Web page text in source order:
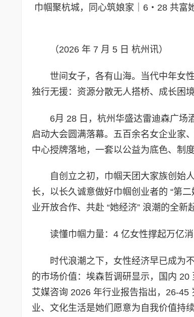
巾帼聚杭城，同心筑娘家｜6・28 共富
（2026 年 7 月 5 日 杭州讯）
世间女子，各有山海。当代中年女
独行无援：资源分散无人搭桥、成长困
6月 28 日，杭州华盛达雷迪森广场
启动大会圆满落幕。五百余名女企业家
中心授牌落地，一套以公益为底色、制
自创立之初，巾帼天团大家族创始
长，以长久诚意做好巾帼创业者的 “第
业开放合作、共赴 “她经济” 浪潮的全新
读懂巾帼力量：4 亿女性撑起万亿
时代浪潮之下，女性经济早已成为
的市场价值：埃森哲调研显示，国内 20
艾媒咨询 2026 年行业报告指出，26-
业、文化生活是她们愿意为自我价值持